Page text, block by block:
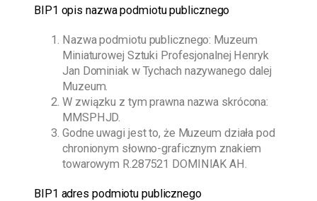
BIP1 opis nazwa podmiotu publicznego
Nazwa podmiotu publicznego: Muzeum
Miniaturowej Sztuki Profesjonalnej Henryk
Jan Dominiak w Tychach nazywanego dalej
Muzeum.
W związku z tym prawna nazwa skrócona:
MMSPHJD.
Godne uwagi jest to, że Muzeum działa pod
chronionym słowno-graficznym znakiem
towarowym R.287521 DOMINIAK AH.
BIP1 adres podmiotu publicznego